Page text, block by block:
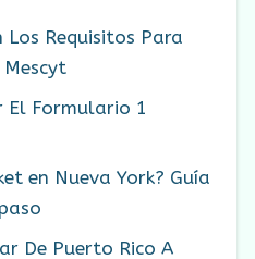
Los Requisitos Para
El Formulario 1
en Nueva York? Guía
De Puerto Rico A